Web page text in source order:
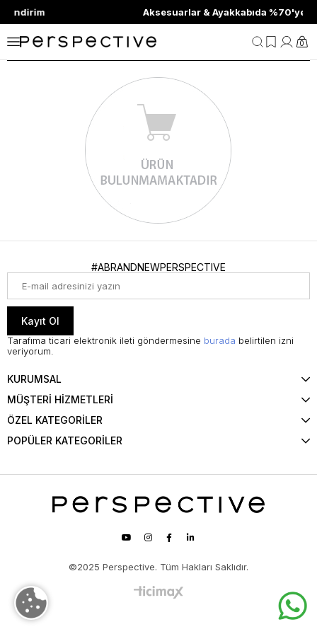
Aksesuarlar & Ayakkabıda %70'ye
0
#ABRANDNEWPERSPECTIVE
Kayıt Ol
Tarafıma ticari elektronik ileti göndermesine burada belirtilen izni
veriyorum.
KURUMSAL
MÜŞTERİ HİZMETLERİ
ÖZEL KATEGORİLER
POPÜLER KATEGORİLER
©2025 Perspective. Tüm Hakları Saklıdır.